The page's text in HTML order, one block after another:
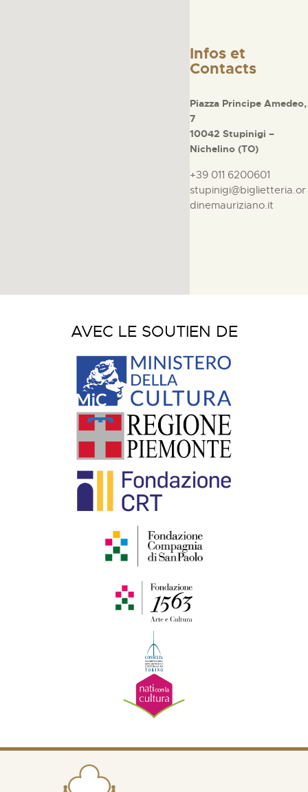
Infos et
Contacts
Piazza Principe Amedeo,
7
10042 Stupinigi –
Nichelino (TO)
+39 011 6200601
stupinigi@biglietteria.or
dinemauriziano.it
AVEC LE SOUTIEN DE